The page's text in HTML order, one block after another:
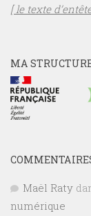
[ le texte
MA
Maël Raty
numérique